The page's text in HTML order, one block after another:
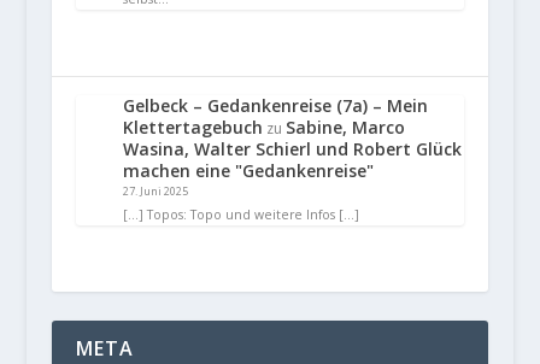
Gelbeck – Gedankenreise (7a) – Mein
Klettertagebuch zu Sabine, Marco
Wasina, Walter Schierl und Robert Glück
machen eine "Gedankenreise"
27. Juni 2025
[…] Topos: Topo und weitere Infos […]
META